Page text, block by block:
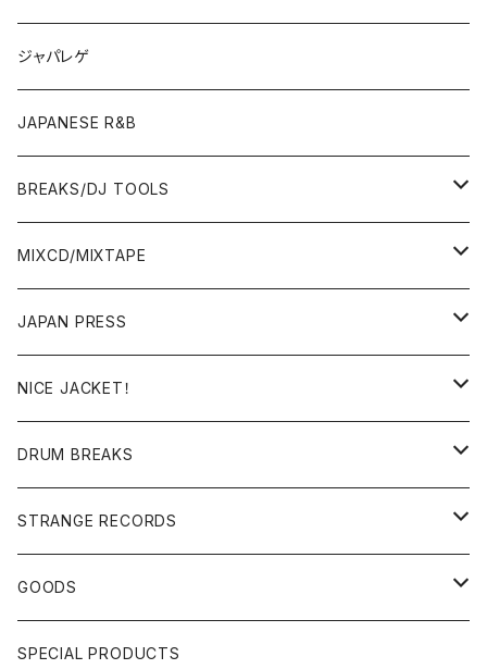
OTHERS
JAPANESE
OTHERS
ジャパレゲ
JAPANESE R&B
BREAKS/DJ TOOLS
BREAKS/MEGAMIX/CUT UP
RE-EDIT/DJ TOOLS
MIXCD/MIXTAPE
MIXCD
日本語ラップ
JAPANESE DJ
MIXTAPE
JAPAN PRESS
LP(+ OBI)
7"/12"
NICE JACKET！
DONUTS 45
GIRLS
HIPHOP CLASSIC GALLERY
日本語ラップ CLASSIC GALLERY
DRUM BREAKS
US/UK/OTHERS
JAPANESE
STRANGE RECORDS
DRUM DRUM DRUM/KARAOKE
パチソン/AUDIO CHECK/LIBRARY
GOODS
BOOK
SPECIAL PRODUCTS